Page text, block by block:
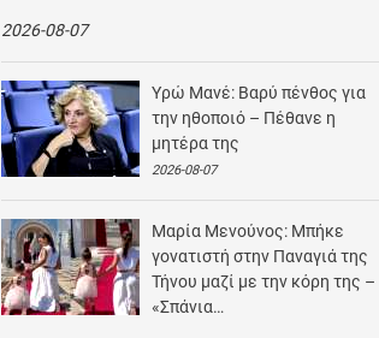
2026-08-07
Υρώ Μανέ: Βαρύ πένθος για
την ηθοποιό – Πέθανε η
μητέρα της
2026-08-07
Μαρία Μενούνος: Μπήκε
γονατιστή στην Παναγιά της
Τήνου μαζί με την κόρη της –
«Σπάνια…